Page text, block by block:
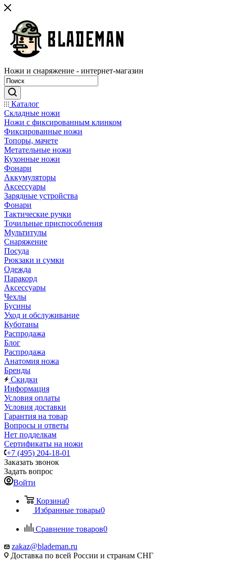
Ножи и снаряжение - интернет-магазин
Каталог
Складные ножи
Ножи с фиксированным клинком
Фиксированные ножи
Топоры, мачете
Метательные ножи
Кухонные ножи
Фонари
Аккумуляторы
Аксессуары
Зарядные устройства
Фонари
Тактические ручки
Точильные приспособления
Мультитулы
Снаряжение
Посуда
Рюкзаки и сумки
Одежда
Паракорд
Аксессуары
Чехлы
Бусины
Уход и обслуживание
Куботаны
Распродажа
Блог
Распродажа
Анатомия ножа
Бренды
Скидки
Информация
Условия оплаты
Условия доставки
Гарантия на товар
Вопросы и ответы
Нет подделкам
Сертификаты на ножи
+7 (495) 204-18-01
Заказать звонок
Задать вопрос
Войти
Корзина0
Избранные товары0
Сравнение товаров0
zakaz@blademan.ru
Доставка по всей России и странам СНГ